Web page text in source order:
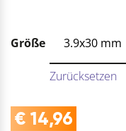
Größe
Zurücksetzen
€ 14,96